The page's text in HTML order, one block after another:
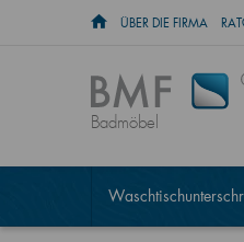
ÜBER DIE FIRMA
Badmöbel